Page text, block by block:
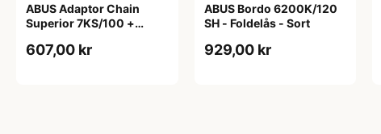
ABUS Adaptor Chain
Superior 7KS/100 +
607,00 kr
ABUS Bordo 6200K/120
SH - Foldelås - Sort
929,00 kr